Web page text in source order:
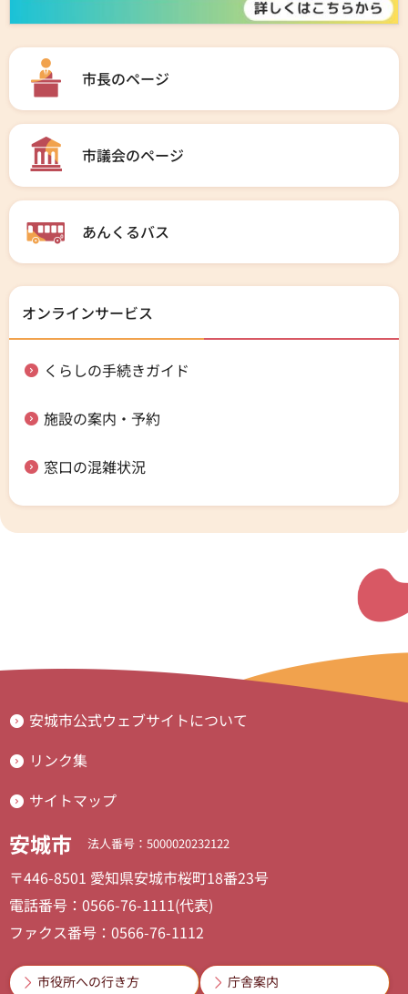
市長のページ
市議会のページ
あんくるバス
オンラインサービス
くらしの手続きガイド
施設の案内・予約
窓口の混雑状況
安城市公式ウェブサイトについて
リンク集
サイトマップ
安城市 法人番号：5000020232122
〒446-8501 愛知県安城市桜町18番23号
電話番号：0566-76-1111(代表)
ファクス番号：0566-76-1112
市役所への行き方 庁舎案内